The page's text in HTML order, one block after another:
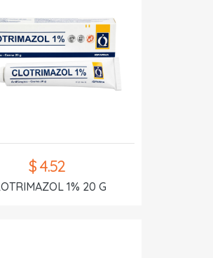
$ 4.52
1% 20 G